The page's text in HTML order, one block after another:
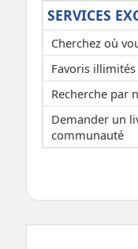
SERVICES
Cherchez où
Favoris illimités
Recherche par
Demander un
communauté